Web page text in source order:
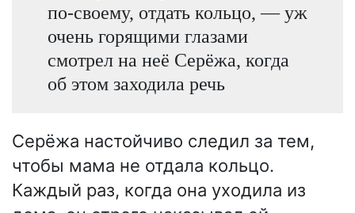
по-своему, отдать кольцо, — уж
очень горящими глазами
смотрел на неё Серёжа, когда
об этом заходила речь
Серёжа настойчиво следил за тем,
чтобы мама не отдала кольцо.
Каждый раз, когда она уходила из